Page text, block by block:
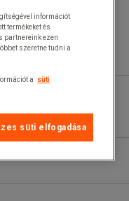
információt
termékeket és
partnereink ezen
szeretne tudni a
a
süti
süti elfogadása